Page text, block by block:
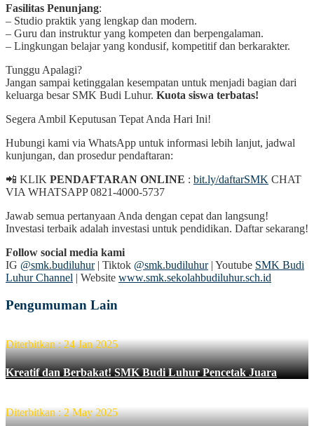
Fasilitas Penunjang:
– Studio praktik yang lengkap dan modern.
– Guru dan instruktur yang kompeten dan berpengalaman.
– Lingkungan belajar yang kondusif, kompetitif dan berkarakter.
Tunggu Apalagi?
Jangan sampai ketinggalan kesempatan untuk menjadi bagian dari
keluarga besar SMK Budi Luhur. Kuota siswa terbatas!
Segera Ambil Keputusan Tepat Anda Hari Ini!
Hubungi kami via WhatsApp untuk informasi lebih lanjut, jadwal
kunjungan, dan prosedur pendaftaran:
📲 KLIK PENDAFTARAN ONLINE : bit.ly/daftarSMK CHAT
VIA WHATSAPP 0821-4000-5737
Jawab semua pertanyaan Anda dengan cepat dan langsung!
Investasi terbaik adalah investasi untuk pendidikan. Daftar sekarang!
Follow social media kami
IG @smk.budiluhur| Tiktok @smk.budiluhur| Youtube SMK Budi
Luhur Channel | Website www.smk.sekolahbudiluhur.sch.id
Pengumuman Lain
Diterbitkan : 24 Jan 2025
Kreatif dan Berbakat! SMK Budi Luhur Pencetak Juara
Diterbitkan : 2 May 2025